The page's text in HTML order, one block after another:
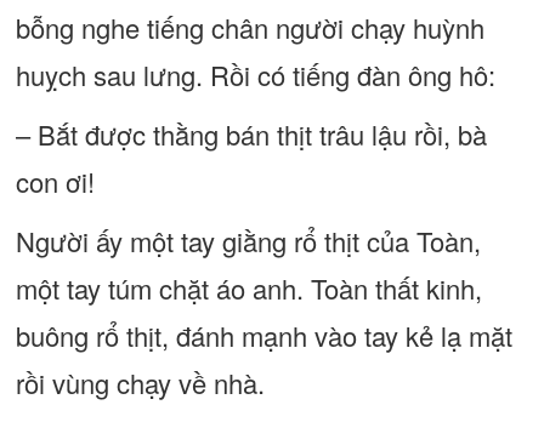
bỗng nghe tiếng chân người chạy huỳnh
huỵch sau lưng. Rồi có tiếng đàn ông hô:
– Bắt được thằng bán thịt trâu lậu rồi, bà
con ơi!
Người ấy một tay giằng rổ thịt của Toàn,
một tay túm chặt áo anh. Toàn thất kinh,
buông rổ thịt, đánh mạnh vào tay kẻ lạ mặt
rồi vùng chạy về nhà.